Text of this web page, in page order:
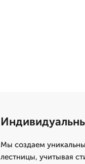
Мы создаем
лестницы, учитывая